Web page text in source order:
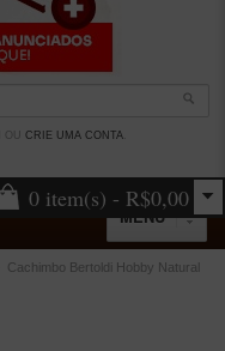
CRIE UMA CONTA.
0 item(s) - R$0,00
MENU
Cachimbo Bertoldi Hobby Natural